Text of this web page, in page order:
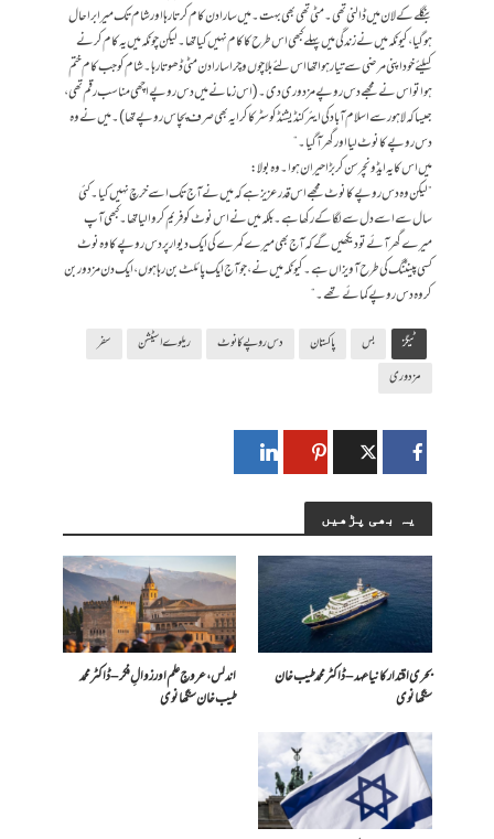
بنگلے کے لان میں ڈالنی تھی۔ مٹی تھی بھی بہت۔ میں سارا دن کام کرتا رہا اور شام تک میرا برا حال
ہوگیا، کیونکہ میں نے زندگی میں پہلے کبھی اس طرح کا کام نہیں کیا تھا۔ لیکن چونکہ میں یہ کام کرنے
کیلئے خود اپنی مرضی سے تیار ہوا تھا اس لئے بلا چوں و چرا سارا دن مٹی ڈھوتا رہا۔ شام کو جب کام ختم
ہوا تو اس نے مجھے دس روپے مزدوری دی۔ (اس زمانے میں دس روپے اچھی مناسب رقم تھی،
جیسا کہ لاہور سے اسلام آباد کی ایئر کنڈیشنڈ کوسٹر کا کرایہ بھی صرف پچاس روپے تھا)۔ میں نے وہ
دس روپے کا نوٹ لیا اور گھر آگیا۔“
میں اس کا یہ ایڈونچر سن کر بڑا حیران ہوا۔ وہ بولا :
”لیکن وہ دس روپے کا نوٹ مجھے اس قدر عزیز ہے کہ میں نے آج تک اسے خرچ نہیں کیا۔ کئی
سال سے اسے دل سے لگا کے رکھا ہے۔ بلکہ میں نے اس نوٹ کو فریم کروا لیا تھا۔ کبھی آپ
میرے گھر آئے تو دیکھیں گے کہ آج بھی میرے کمرے کی ایک دیوار پر دس روپے کا وہ نوٹ
کسی پینٹنگ کی طرح آویزاں ہے۔ کیونکہ میں نے، جو آج ایک پائلٹ بن رہا ہوں، ایک دن مزدور بن
کر وہ دس روپے کمائے تھے۔“
ٹیگز بس پاکستان دس روپے کا نوٹ ریلوے اسٹیشن
سفر
مزدوری
یہ بھی پڑھیں
بحری اقتدار کا نیا عہد – ڈاکٹر محمد طیب خان
سنگھانوی
اندلس، عروجِ علم اور زوالِ فکر – ڈاکٹر محمد
طیب خان سنگھانوی